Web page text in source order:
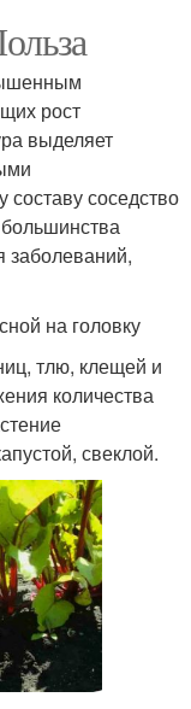
рост
выделяет
соседство
заболеваний,
на головку
тлю, клещей и
количества
свеклой.